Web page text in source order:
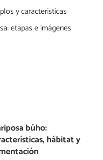
y características
etapas e imágenes
búho:
hábitat y